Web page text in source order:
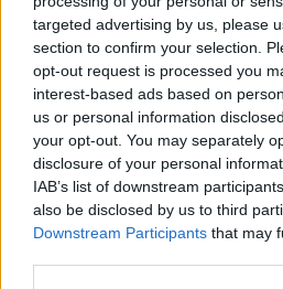
targeted advertising by us, please
section to confirm your selection.
opt-out request is processed you
interest-based ads based on
us or personal information
your opt-out. You may separately
disclosure of your personal
IAB’s list of downstream
also be disclosed by us to third
Downstream Participants that may
Ma sem tudok mást írni,
probléma megoldását a
doppingszabályozás
jelentené. Nem tiltani kell a
szerek szedését, hanem
valahogy úgy, mint a
kellene használni a
mint ahogy a felkészítést
doppingszakorvosok